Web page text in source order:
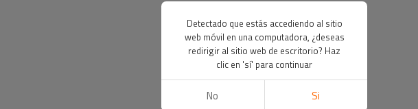
Detectado que estás accediendo al sitio
web móvil en una computadora, ¿deseas
redirigir al sitio web de escritorio? Haz
clic en 'sí' para continuar
No Si